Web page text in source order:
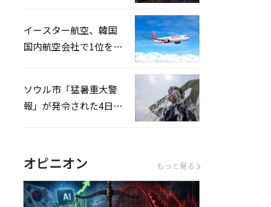
イースター航空、韓国
国内航空会社で1位を記
ソウル市「猛暑重大警
報」が発令された4日、
オピニオン もっと見る